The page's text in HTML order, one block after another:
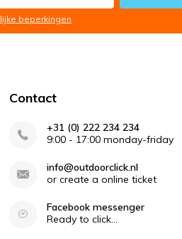
beperkingen
Contact
+31 (0) 222 234 234
9:00 - 17:00 monday-friday
info@outdoorclick.nl
or create a online ticket
Facebook messenger
Ready to click...